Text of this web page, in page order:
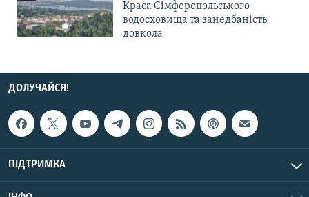
Краса Сімферопольського
водосховища та занедбаність
довкола
ДОЛУЧАЙСЯ!
ПІДТРИМКА